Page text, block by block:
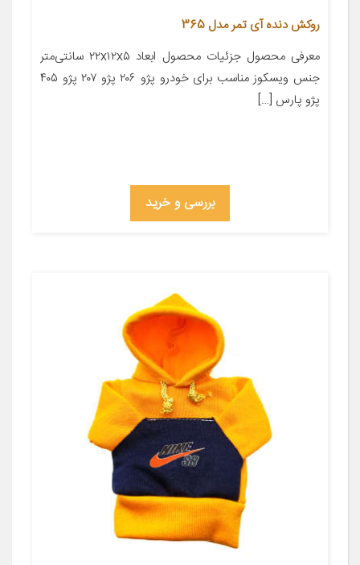
روکش دنده آی تمر مدل 365
معرفی محصول جزئیات محصول ابعاد ۲۲x۱۲x۵ سانتی‌متر
جنس ویسکوز مناسب برای خودرو پژو ۲۰۶ پژو ۲۰۷ پژو ۴۰۵
پژو پارس […]
بررسی و خرید